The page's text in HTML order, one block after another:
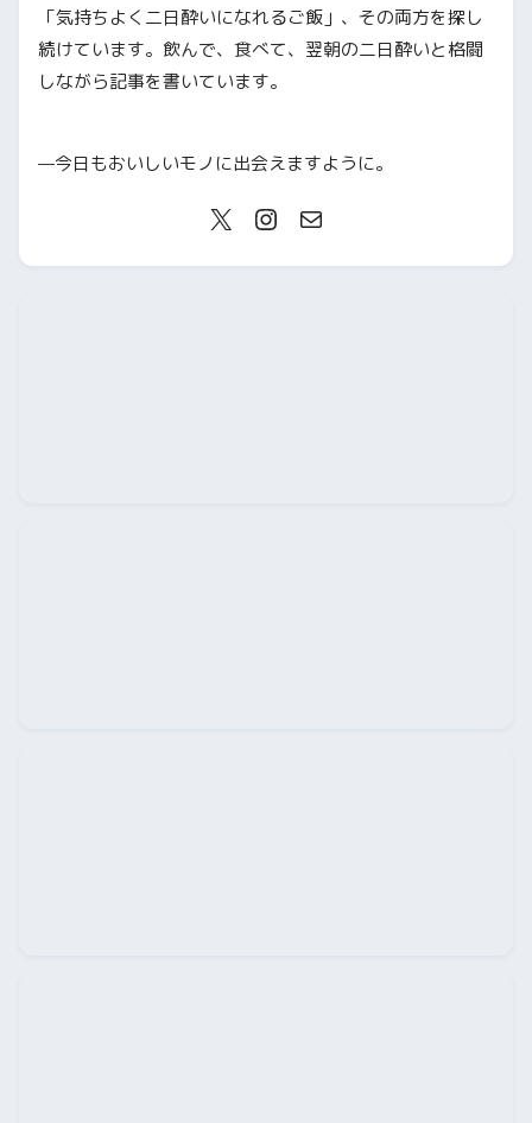
「気持ちよく二日酔いになれるご飯」、その両方を探し
続けています。飲んで、食べて、翌朝の二日酔いと格闘
しながら記事を書いています。
—今日もおいしいモノに出会えますように。